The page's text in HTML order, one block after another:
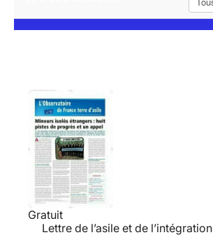
Gratuit
Lettre de l’asile et de l’intégration